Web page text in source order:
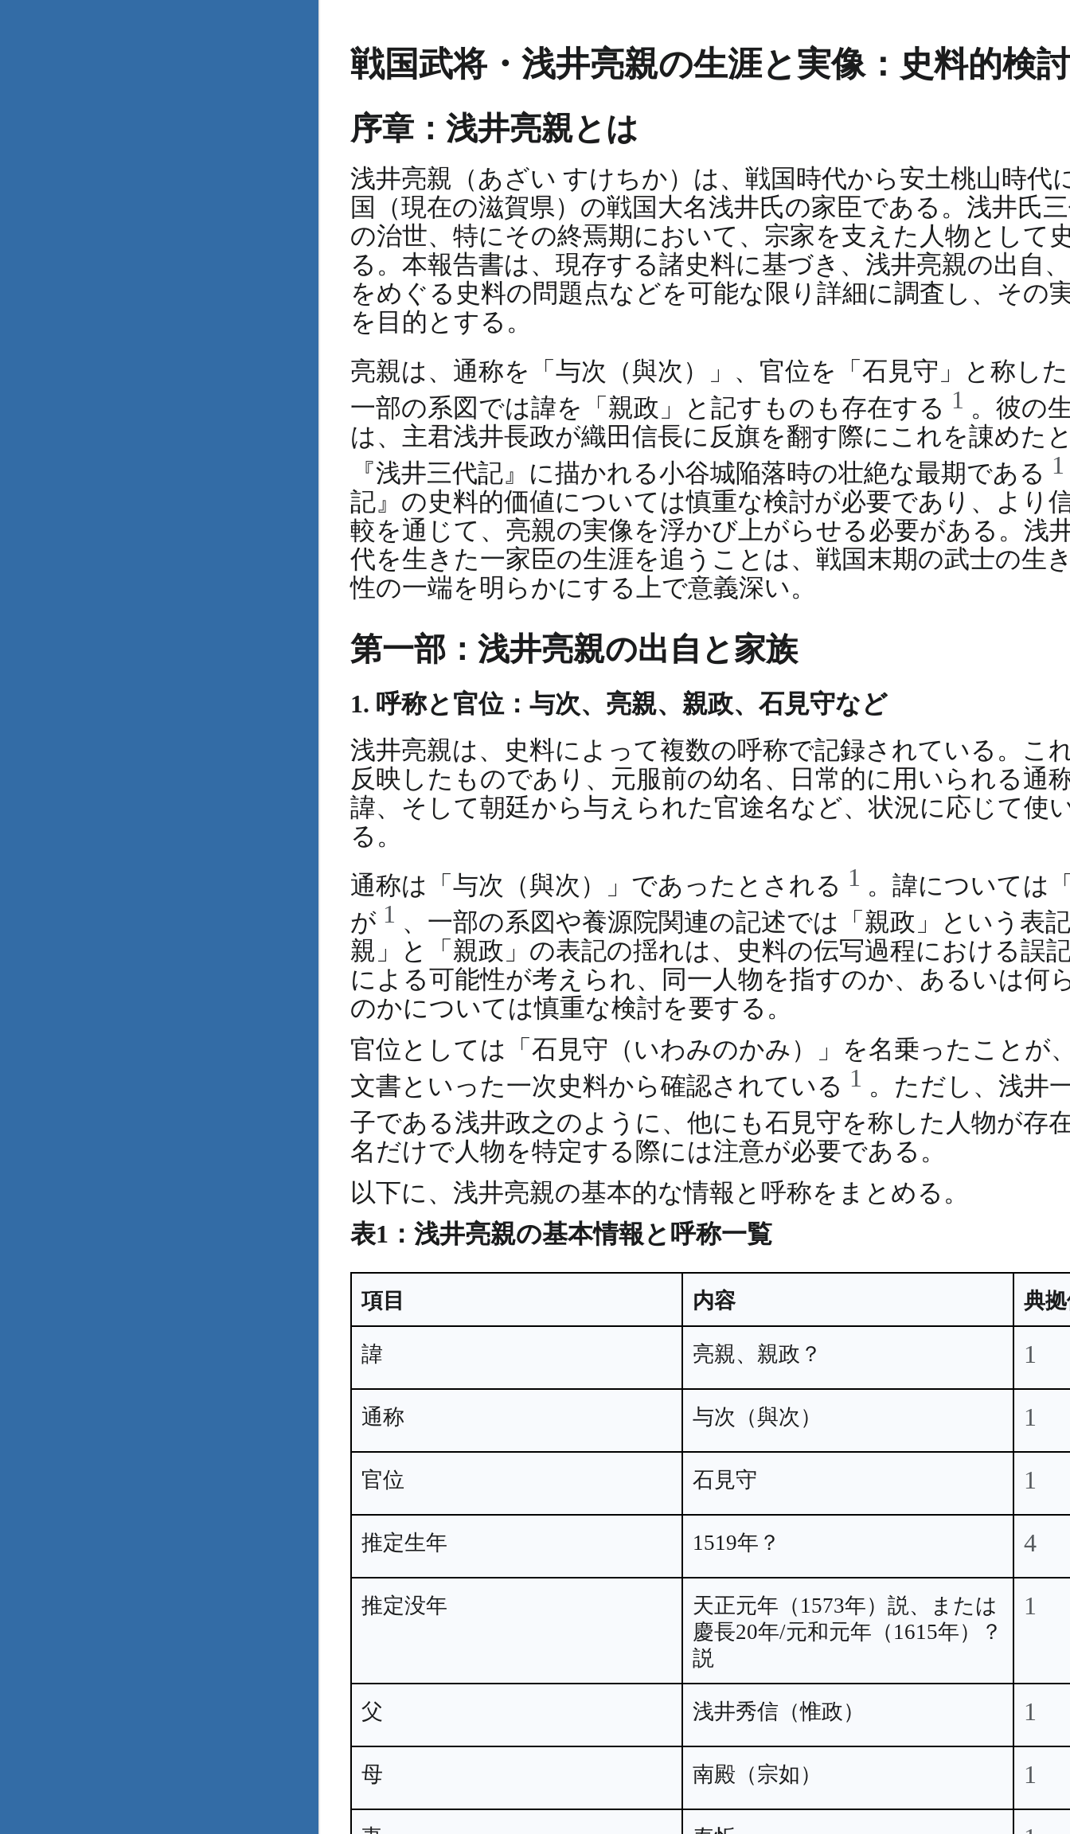
戦国武将・浅井亮親の生涯と実像：史料的検討
序章：浅井亮親とは
浅井亮親（あざい すけちか）は、戦国時代から安土桃山時代
国（現在の滋賀県）の戦国大名浅井氏の家臣である。浅井氏
の治世、特にその終焉期において、宗家を支えた人物として
る。本報告書は、現存する諸史料に基づき、浅井亮親の出自
をめぐる史料の問題点などを可能な限り詳細に調査し、その
を目的とする。
亮親は、通称を「与次（與次）」、官位を「石見守」と称し
一部の系図では諱を「親政」と記すものも存在する 1 。彼の
は、主君浅井長政が織田信長に反旗を翻す際にこれを諌めた
『浅井三代記』に描かれる小谷城陥落時の壮絶な最期である 1
記』の史料的価値については慎重な検討が必要であり、より
較を通じて、亮親の実像を浮かび上がらせる必要がある。浅
代を生きた一家臣の生涯を追うことは、戦国末期の武士の生
性の一端を明らかにする上で意義深い。
第一部：浅井亮親の出自と家族
1. 呼称と官位：与次、亮親、親政、石見守など
浅井亮親は、史料によって複数の呼称で記録されている。こ
反映したものであり、元服前の幼名、日常的に用いられる通
諱、そして朝廷から与えられた官途名など、状況に応じて使
る。
通称は「与次（與次）」であったとされる 1 。諱については
が 1 、一部の系図や養源院関連の記述では「親政」という表
親」と「親政」の表記の揺れは、史料の伝写過程における誤
による可能性が考えられ、同一人物を指すのか、あるいは何
のかについては慎重な検討を要する。
官位としては「石見守（いわみのかみ）」を名乗ったことが
文書といった一次史料から確認されている 1 。ただし、浅井
子である浅井政之のように、他にも石見守を称した人物が存
名だけで人物を特定する際には注意が必要である。
以下に、浅井亮親の基本的な情報と呼称をまとめる。
表1：浅井亮親の基本情報と呼称一覧
項目 内容 典
諱 亮親、親政？ 1
通称 与次（與次） 1
官位 石見守 1
推定生年 1519年？ 4
推定没年
天正元年（1573年）説、または
慶長20年/元和元年（1615年）？
説
1
父 浅井秀信（惟政） 1
母 南殿（宗如） 1